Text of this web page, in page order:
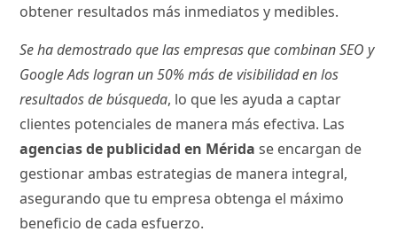
obtener resultados más inmediatos y medibles.
Se ha demostrado que las empresas que combinan SEO y
Google Ads logran un 50% más de visibilidad en los
resultados de búsqueda, lo que les ayuda a captar
clientes potenciales de manera más efectiva. Las
agencias de publicidad en Mérida se encargan de
gestionar ambas estrategias de manera integral,
asegurando que tu empresa obtenga el máximo
beneficio de cada esfuerzo.